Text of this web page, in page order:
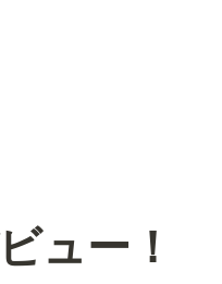
ュー！